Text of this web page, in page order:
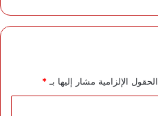
الحقول الإلزامية مشار إليها بـ *